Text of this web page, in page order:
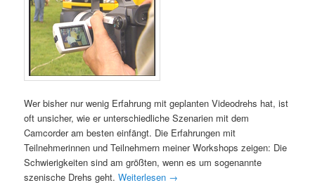
Wer bisher nur wenig Erfahrung mit geplanten Videodrehs hat, ist
oft unsicher, wie er unterschiedliche Szenarien mit dem
Camcorder am besten einfängt. Die Erfahrungen mit
Teilnehmerinnen und Teilnehmern meiner Workshops zeigen: Die
Schwierigkeiten sind am größten, wenn es um sogenannte
szenische Drehs geht.Weiterlesen →